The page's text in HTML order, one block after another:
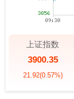
上证指数
3900.35
21.92(0.57%)